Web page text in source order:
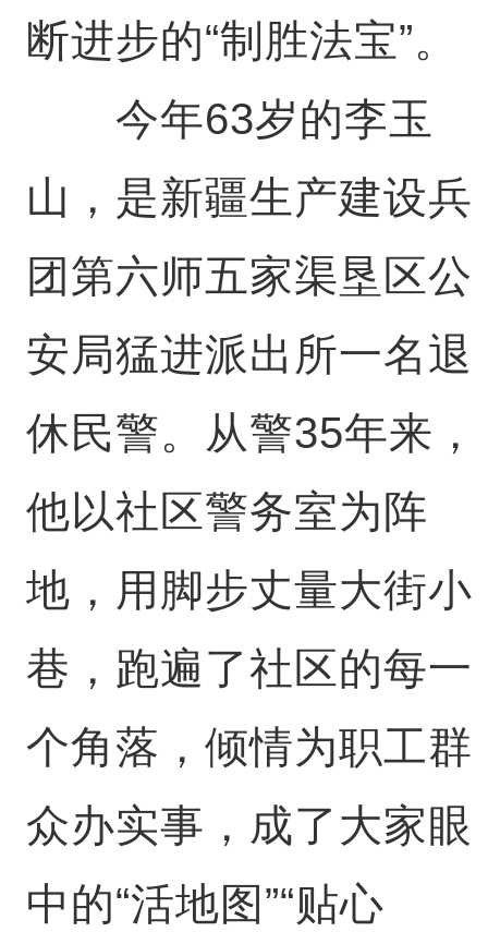
断进步的“制胜法宝”。
今年63岁的李玉
山，是新疆生产建设兵
团第六师五家渠垦区公
安局猛进派出所一名退
休民警。从警35年来，
他以社区警务室为阵
地，用脚步丈量大街小
巷，跑遍了社区的每一
个角落，倾情为职工群
众办实事，成了大家眼
中的“活地图”“贴心